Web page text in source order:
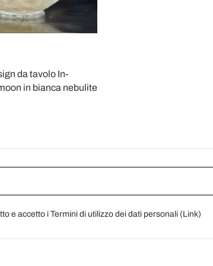
da tavolo In-
in bianca nebulite
e accetto i Termini di utilizzo dei dati personali (Link)